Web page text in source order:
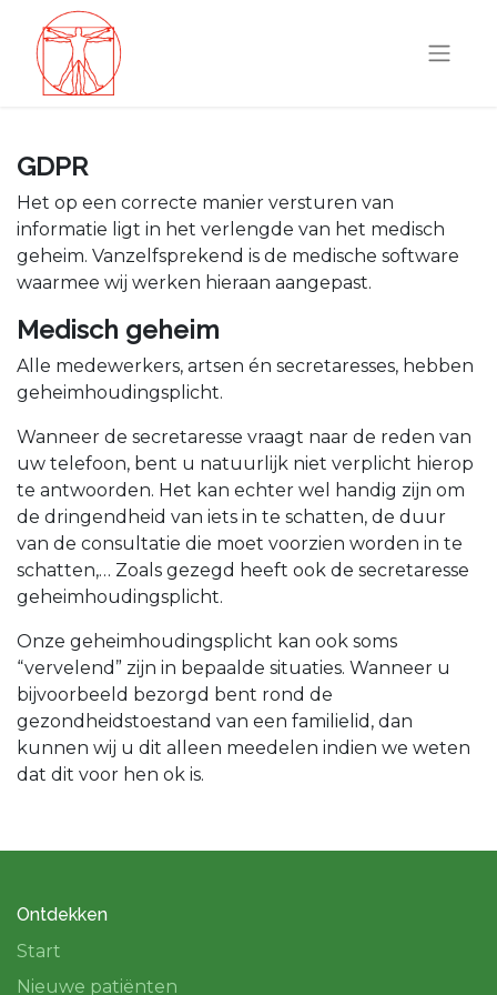
GDPR
Het op een correcte manier versturen van
informatie ligt in het verlengde van het medisch
geheim. Vanzelfsprekend is de medische software
waarmee wij werken hieraan aangepast.
Medisch geheim
Alle medewerkers, artsen én secretaresses, hebben
geheimhoudingsplicht.
Wanneer de secretaresse vraagt naar de reden van
uw telefoon, bent u natuurlijk niet verplicht hierop
te antwoorden. Het kan echter wel handig zijn om
de dringendheid van iets in te schatten, de duur
van de consultatie die moet voorzien worden in te
schatten,… Zoals gezegd heeft ook de secretaresse
geheimhoudingsplicht.
Onze geheimhoudingsplicht kan ook soms
“vervelend” zijn in bepaalde situaties. Wanneer u
bijvoorbeeld bezorgd bent rond de
gezondheidstoestand van een familielid, dan
kunnen wij u dit alleen meedelen indien we weten
dat dit voor hen ok is.
Ontdekken
Start
Nieuwe patiënten